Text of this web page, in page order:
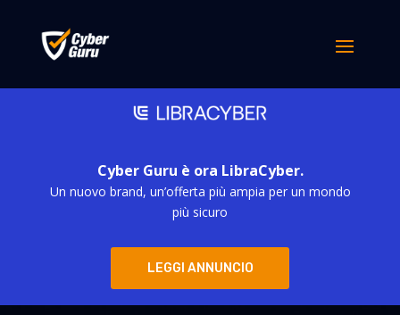
Cyber Guru è ora LibraCyber.
Un nuovo brand, un’offerta più ampia per un mondo
più sicuro
LEGGI ANNUNCIO